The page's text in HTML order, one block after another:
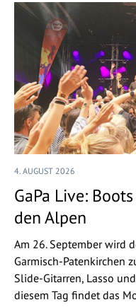
4. AUGUST 2026
GaPa Live:
den Alpen
Am 26. September wird
Garmisch-Patenkirchen
Slide-Gitarren, Lasso
diesem Tag findet das